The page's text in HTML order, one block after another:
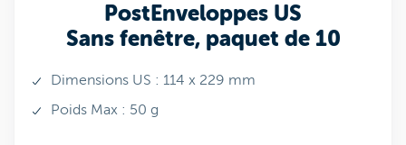
PostEnveloppes US
Sans fenêtre, paquet de 10
Dimensions US : 114 x 229 mm
Poids Max : 50 g